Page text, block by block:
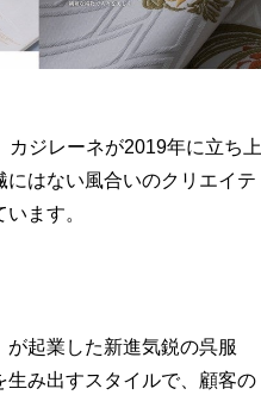
ジレーネが2019年に立ち上
はない風合いのクリエイテ
ます。
起業した新進気鋭の呉服
み出すスタイルで、顧客の